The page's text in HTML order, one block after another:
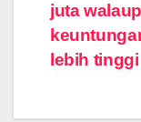
juta
lebih tinggi